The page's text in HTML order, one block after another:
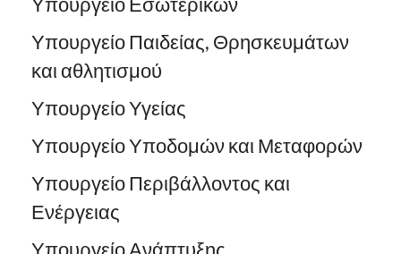
Υπουργείο Παιδείας, Θρησκευμάτων
και αθλητισμού
Υπουργείο Υγείας
Υπουργείο Υποδομών και Μεταφορών
Υπουργείο Περιβάλλοντος και
Ενέργειας